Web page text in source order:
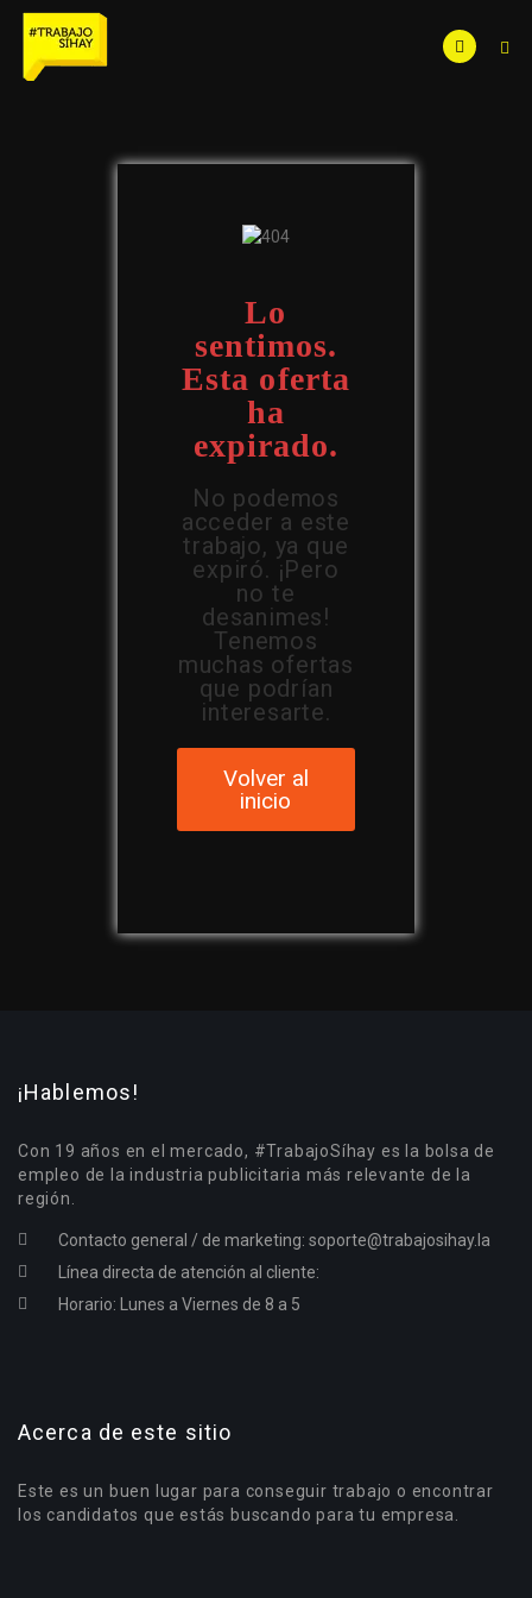
Lo
sentimos.
Esta oferta
ha
expirado.
No podemos
acceder a este
trabajo, ya que
expiró. ¡Pero
no te
desanimes!
Tenemos
muchas ofertas
que podrían
interesarte.
Volver al
inicio
¡Hablemos!
Con 19 años en el mercado, #TrabajoSíhay es la bolsa de
empleo de la industria publicitaria más relevante de la
región.
Contacto general / de marketing: soporte@trabajosihay.la
Línea directa de atención al cliente:
Horario: Lunes a Viernes de 8 a 5
Acerca de este sitio
Este es un buen lugar para conseguir trabajo o encontrar
los candidatos que estás buscando para tu empresa.